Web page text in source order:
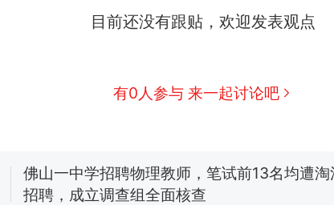
目前还没有跟贴，欢迎发表观点
有0人参与 来一起讨论吧
那个在床头放菜刀的女孩，因老师一句“跟
美国渔民钓获鲨鱼徒手将其拽回大海 目击者
佛山一中学招聘物理教师，笔试前13名均遭
招聘，成立调查组全面核查